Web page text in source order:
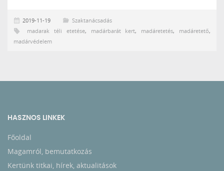
2019-11-19
Szaktanácsadás
madarak téli etetése, madárbarát kert, madáretetés, madáretető,
madárvédelem
HASZNOS LINKEK
Főoldal
Magamról, bemutatkozás
Kertünk titkai, hírek, aktualitások